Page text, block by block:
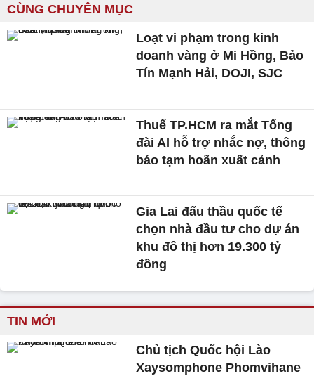
CÙNG CHUYÊN MỤC
Loạt vi phạm trong kinh
doanh vàng ở Mi Hồng, Bảo
Tín Mạnh Hải, DOJI, SJC
Thuế TP.HCM ra mắt Tổng
đài AI hỗ trợ nhắc nợ, thông
báo tạm hoãn xuất cảnh
Gia Lai đấu thầu quốc tế
chọn nhà đầu tư cho dự án
khu đô thị hơn 19.300 tỷ
đồng
TIN MỚI
Chủ tịch Quốc hội Lào
Xaysomphone Phomvihane